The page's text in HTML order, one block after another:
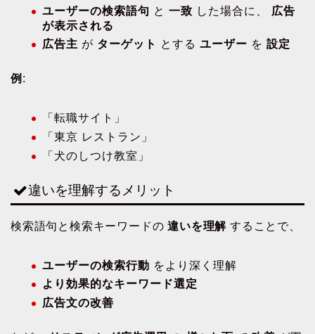
ユーザーの検索語句 と 一致 した場合に、 広告
が表示される
広告主 が ターゲット とする ユーザー を 設定
例 :
「転職サイト」
「東京 レストラン」
「犬のしつけ教室」
違いを理解するメリット
検索語句と検索キーワードの違いを理解 することで、
ユーザーの検索行動 をより深く理解
より効果的なキーワード選定
広告文の改善